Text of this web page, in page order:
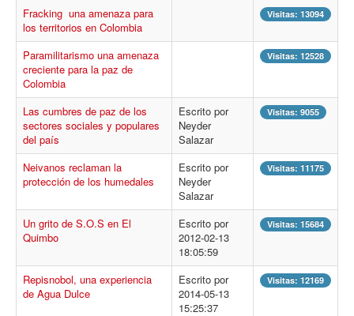
Fracking una amenaza para
los territorios en Colombia
Visitas: 13094
Paramilitarismo una amenaza
creciente para la paz de
Colombia
Visitas: 12528
Las cumbres de paz de los
sectores sociales y populares
del país
Escrito por
Neyder
Salazar
Visitas: 9055
Neivanos reclaman la
protección de los humedales
Escrito por
Neyder
Salazar
Visitas: 11175
Un grito de S.O.S en El
Quimbo
Escrito por
2012-02-13
18:05:59
Visitas: 15684
Repisnobol, una experiencia
de Agua Dulce
Escrito por
2014-05-13
15:25:37
Visitas: 12169